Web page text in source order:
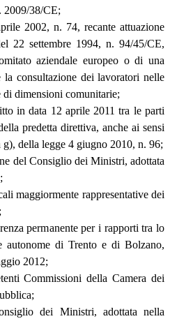
2009/38/CE;
2002, n. 74, recante attuazione
22 settembre 1994, n. 94/45/CE,
aziendale europeo o di una
consultazione dei lavoratori nelle
dimensioni comunitarie;
in data 12 aprile 2011 tra le parti
predetta direttiva, anche ai sensi
della legge 4 giugno 2010, n. 96;
del Consiglio dei Ministri, adottata
maggiormente rappresentative dei
permanente per i rapporti tra lo
autonome di Trento e di Bolzano,
2012;
Commissioni della Camera dei
dei Ministri, adottata nella